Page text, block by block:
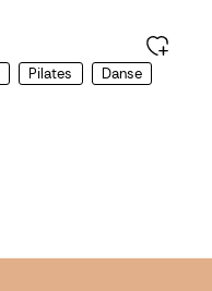
Pilates
Danse